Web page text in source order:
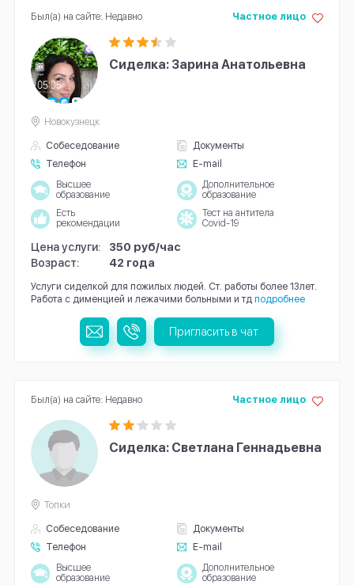
Сиделка: Зарина Анатольевна
Собеседование
Документы
Телефон
E-mail
Частное лицо
Новокузнецк
Высшее
образование
Дополнительное
образование
Есть
рекомендации
Тест на антитела
Covid-19
Цена услуги:
350 руб/час
Возраст:
42 года
Услуги сиделкой для пожилых людей. Ст. работы более 13лет.
Работа с дименцией и лежачими больными и тд подробнее
Был(а) на сайте: Недавно
Пригласить в чат
Сиделка: Светлана Геннадьевна
Собеседование
Документы
Телефон
E-mail
Частное лицо
Топки
Высшее
образование
Дополнительное
образование
Был(а) на сайте: Недавно